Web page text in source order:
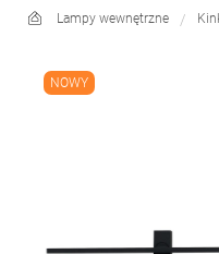
Lampy wewnętrzne
NOWY